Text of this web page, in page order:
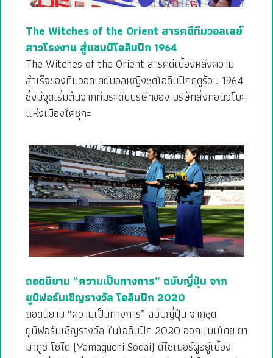
The Witches of the Orient สารคดีทีมวอลเลย์
สาวโรงงาน สู่แชมป์โอลิมปิก 1964
The Witches of the Orient สารคดีเบื้องหลังความ
สำเร็จของทีมวอลเลย์บอลหญิงชุดโอลิมปิกฤดูร้อน 1964
ซึ่งมีจุดเริ่มต้นจากทีมระดับบริษัทของ บริษัทสิ่งทอนิฉิโบะ
แห่งเมืองไคซุกะ
ถอดนิยาม “ความเป็นทางการ” ฉบับญี่ปุ่น จาก
ยูนิฟอร์มเชิญรางวัล โอลิมปิก 2020
ถอดนิยาม “ความเป็นทางการ” ฉบับญี่ปุ่น จากชุด
ยูนิฟอร์มเชิญรางวัล ในโอลิมปิก 2020 ออกแบบโดย ยา
มากูชิ โซได (Yamaguchi Sodai) ดีไซเนอร์ผู้อยู่เบื้อง